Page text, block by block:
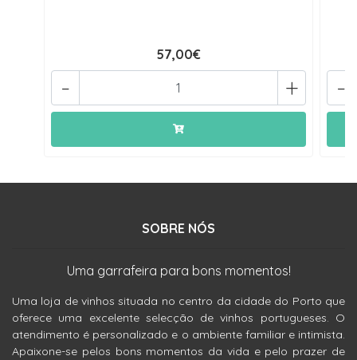
57,00€
+
- -
SOBRE NÓS
Uma garrafeira para bons momentos!
Uma loja de vinhos situada no centro da cidade do Porto que
oferece uma excelente selecção de vinhos portugueses. O
atendimento é personalizado e o ambiente familiar e intimista.
Apaixone-se pelos bons momentos da vida e pelo prazer de